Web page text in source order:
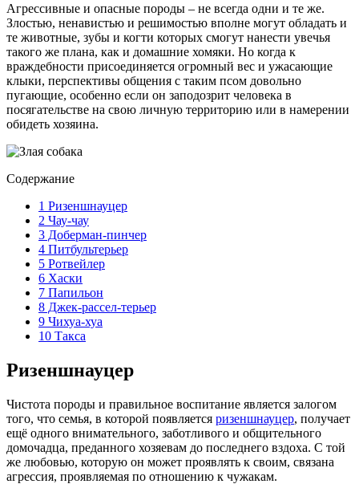
Агрессивные и опасные породы – не всегда одни и те же.
Злостью, ненавистью и решимостью вполне могут обладать и
те животные, зубы и когти которых смогут нанести увечья
такого же плана, как и домашние хомяки. Но когда к
враждебности присоединяется огромный вес и ужасающие
клыки, перспективы общения с таким псом довольно
пугающие, особенно если он заподозрит человека в
посягательстве на свою личную территорию или в намерении
обидеть хозяина.
Содержание
1 Ризеншнауцер
2 Чау-чау
3 Доберман-пинчер
4 Питбультерьер
5 Ротвейлер
6 Хаски
7 Папильон
8 Джек-рассел-терьер
9 Чихуа-хуа
10 Такса
Ризеншнауцер
Чистота породы и правильное воспитание является залогом
того, что семья, в которой появляется ризеншнауцер, получает
ещё одного внимательного, заботливого и общительного
домочадца, преданного хозяевам до последнего вздоха. С той
же любовью, которую он может проявлять к своим, связана
агрессия, проявляемая по отношению к чужакам.